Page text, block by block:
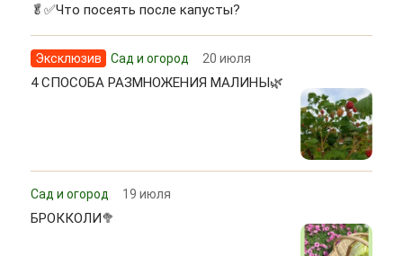
🥬✅Что посеять после капусты?
Эксклюзив Сад и огород 20 июля
4 СПОСОБА РАЗМНОЖЕНИЯ МАЛИНЫ🌿
Сад и огород 19 июля
БРОККОЛИ🥦